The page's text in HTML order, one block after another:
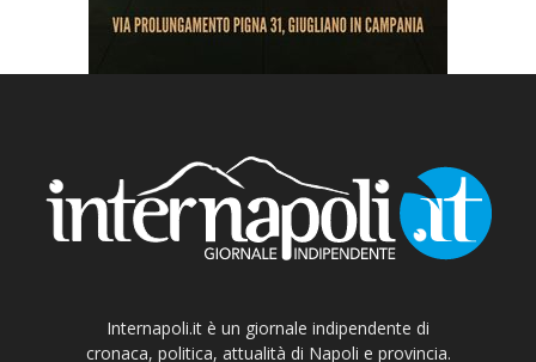
Internapoli.it è un giornale indipendente di
cronaca, politica, attualità di Napoli e provincia.